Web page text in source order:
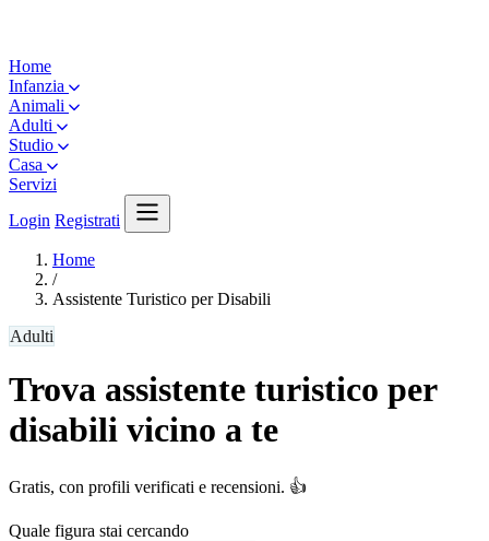
Home
Infanzia
Animali
Adulti
Studio
Casa
Servizi
Login Registrati
Home
/
Assistente Turistico per Disabili
Adulti
Trova assistente turistico per
disabili vicino a te
Gratis, con profili verificati e recensioni. 👍
Quale figura stai cercando